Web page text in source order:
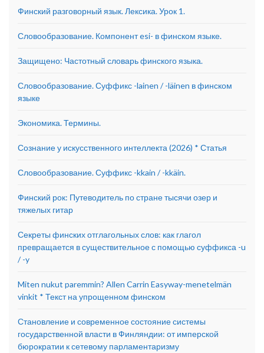
Финский разговорный язык. Лексика. Урок 1.
Словообразование. Компонент esi- в финском языке.
Защищено: Частотный словарь финского языка.
Словообразование. Суффикс -lainen / -läinen в финском
языке
Экономика. Термины.
Сознание у искусственного интеллекта (2026) * Статья
Словообразование. Суффикс -kkain / -kkäin.
Финский рок: Путеводитель по стране тысячи озер и
тяжелых гитар
Секреты финских отглагольных слов: как глагол
превращается в существительное с помощью суффикса -u
/ -y
Miten nukut paremmin? Allen Carrin Easyway-menetelmän
vinkit * Текст на упрощенном финском
Становление и современное состояние системы
государственной власти в Финляндии: от имперской
бюрократии к сетевому парламентаризму